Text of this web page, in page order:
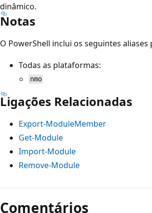
dinâmico.
Notas
O PowerShell inclui os seguintes aliases
Todas as plataformas:
nmo
Ligações Relacionadas
Export-ModuleMember
Get-Module
Import-Module
Remove-Module
Comentários